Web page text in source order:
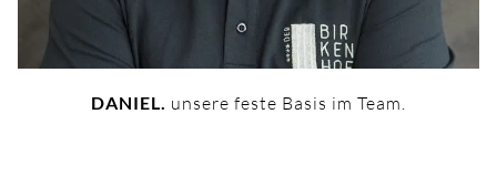
DANIEL. unsere feste Basis im Team.